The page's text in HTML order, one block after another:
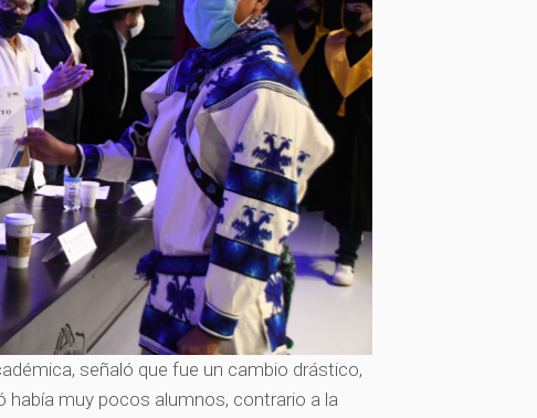
señaló que fue un cambio drástico,
había muy pocos alumnos, contrario a la